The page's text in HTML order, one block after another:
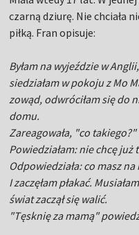
czarną dziurę. Nie chciała
piłką. Fran opisuje:
Byłam na wyjeździe w
siedziałam w pokoju z Mo
zowąd, odwróciłam się do
domu.
Zareagowała, "co takiego?"
Powiedziałam: nie chcę już
Odpowiedziała: co masz na
I zaczęłam płakać.
świat zaczął się walić.
"Tęsknię za mamą"